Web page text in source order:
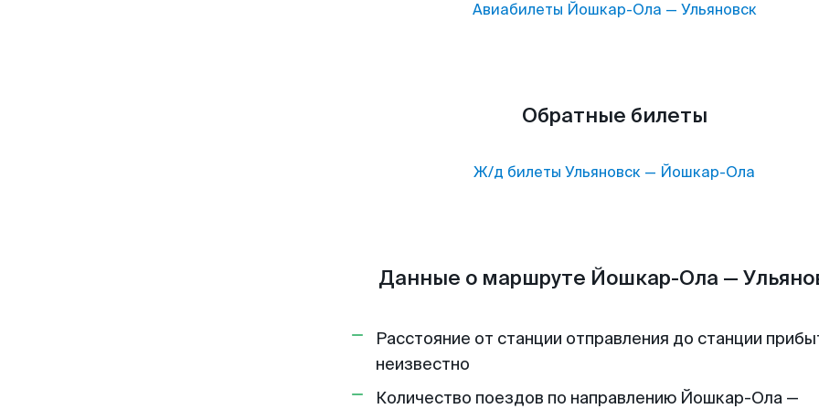
Авиабилеты Йошкар-Ола — Ульяновск
Обратные билеты
Ж/д билеты Ульяновск — Йошкар-Ола
Данные о маршруте Йошкар-Ола —
Расстояние от станции отправления до станции
неизвестно
Количество поездов по направлению Йошкар-Ола —